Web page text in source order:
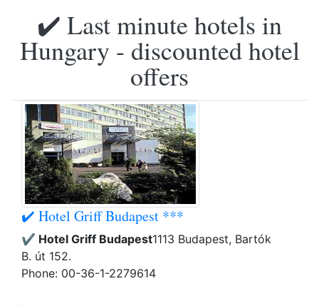
✔️ Last minute hotels in
Hungary - discounted hotel
offers
✔️ Hotel Griff Budapest ***
✔️ Hotel Griff Budapest1113 Budapest, Bartók
B. út 152.
Phone: 00-36-1-2279614